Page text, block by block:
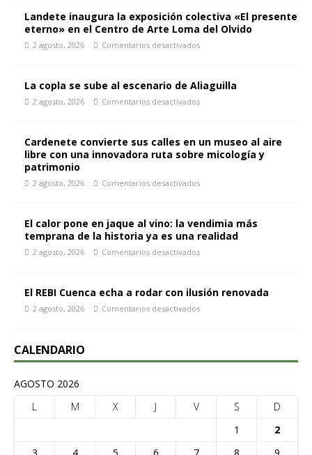
Landete inaugura la exposición colectiva «El presente
eterno» en el Centro de Arte Loma del Olvido
2 agosto, 2026 Comentarios desactivados
La copla se sube al escenario de Aliaguilla
2 agosto, 2026 Comentarios desactivados
Cardenete convierte sus calles en un museo al aire
libre con una innovadora ruta sobre micología y
patrimonio
2 agosto, 2026 Comentarios desactivados
El calor pone en jaque al vino: la vendimia más
temprana de la historia ya es una realidad
2 agosto, 2026 Comentarios desactivados
El REBI Cuenca echa a rodar con ilusión renovada
2 agosto, 2026 Comentarios desactivados
CALENDARIO
AGOSTO 2026
L
M X J V S
D
1
2